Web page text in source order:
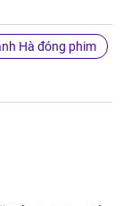
Hà đóng phim